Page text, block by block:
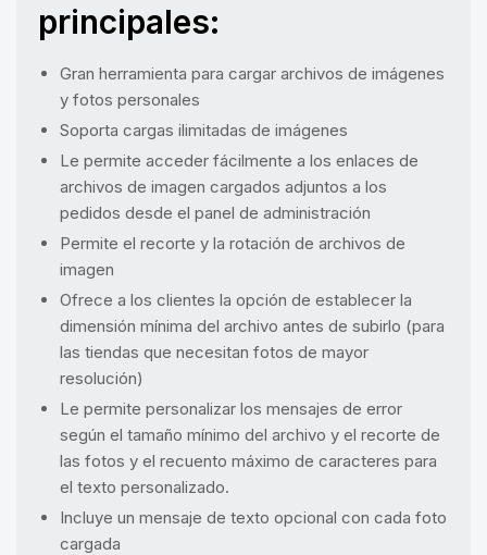
principales:
Gran herramienta para cargar archivos de imágenes
y fotos personales
Soporta cargas ilimitadas de imágenes
Le permite acceder fácilmente a los enlaces de
archivos de imagen cargados adjuntos a los
pedidos desde el panel de administración
Permite el recorte y la rotación de archivos de
imagen
Ofrece a los clientes la opción de establecer la
dimensión mínima del archivo antes de subirlo (para
las tiendas que necesitan fotos de mayor
resolución)
Le permite personalizar los mensajes de error
según el tamaño mínimo del archivo y el recorte de
las fotos y el recuento máximo de caracteres para
el texto personalizado.
Incluye un mensaje de texto opcional con cada foto
cargada